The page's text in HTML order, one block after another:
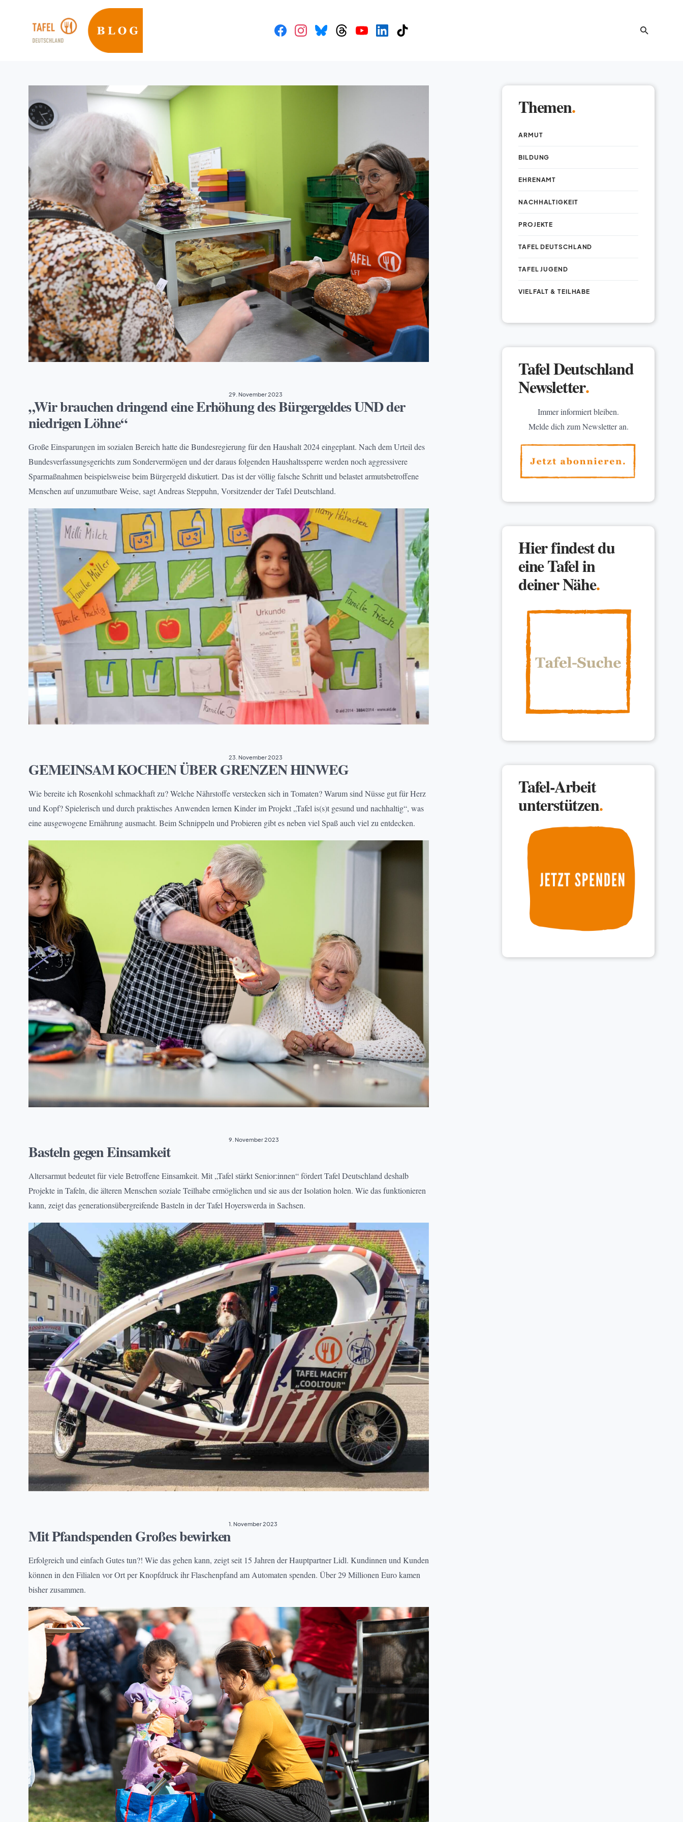
29. November 2023
„Wir brauchen dringend eine Erhöhung des Bürgergeldes UND der
niedrigen Löhne“
Große Einsparungen im sozialen Bereich hatte die Bundesregierung für den Haushalt 2024 eingeplant. Nach dem Urteil des
Bundesverfassungsgerichts zum Sondervermögen und der daraus folgenden Haushaltssperre werden noch aggressivere
Sparmaßnahmen beispielsweise beim Bürgergeld diskutiert. Das ist der völlig falsche Schritt und belastet armutsbetroffene
Menschen auf unzumutbare Weise, sagt Andreas Steppuhn, Vorsitzender der Tafel Deutschland.
23. November 2023
GEMEINSAM KOCHEN ÜBER GRENZEN HINWEG
Wie bereite ich Rosenkohl schmackhaft zu? Welche Nährstoffe verstecken sich in Tomaten? Warum sind Nüsse gut für Herz
und Kopf? Spielerisch und durch praktisches Anwenden lernen Kinder im Projekt „Tafel is(s)t gesund und nachhaltig“, was
eine ausgewogene Ernährung ausmacht. Beim Schnippeln und Probieren gibt es neben viel Spaß auch viel zu entdecken.
9. November 2023
Basteln gegen Einsamkeit
Altersarmut bedeutet für viele Betroffene Einsamkeit. Mit „Tafel stärkt Senior:innen“ fördert Tafel Deutschland deshalb
Projekte in Tafeln, die älteren Menschen soziale Teilhabe ermöglichen und sie aus der Isolation holen. Wie das funktionieren
kann, zeigt das generationsübergreifende Basteln in der Tafel Hoyerswerda in Sachsen.
1. November 2023
Mit Pfandspenden Großes bewirken
Erfolgreich und einfach Gutes tun?! Wie das gehen kann, zeigt seit 15 Jahren der Hauptpartner Lidl. Kundinnen und Kunden
können in den Filialen vor Ort per Knopfdruck ihr Flaschenpfand am Automaten spenden. Über 29 Millionen Euro kamen
bisher zusammen.
Themen.
ARMUT
BILDUNG
EHRENAMT
NACHHALTIGKEIT
PROJEKTE
TAFEL DEUTSCHLAND
TAFEL JUGEND
VIELFALT & TEILHABE
Tafel Deutschland
Newsletter.
Immer informiert bleiben.
Melde dich zum Newsletter an.
Hier findest du
eine Tafel in
deiner Nähe.
Tafel-Arbeit
unterstützen.